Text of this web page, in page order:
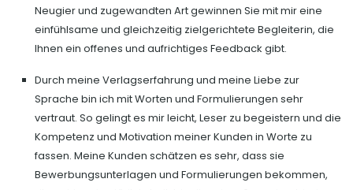
Neugier und zugewandten Art gewinnen Sie mit mir eine
einfühlsame und gleichzeitig zielgerichtete Begleiterin, die
Ihnen ein offenes und aufrichtiges Feedback gibt.
Durch meine Verlagserfahrung und meine Liebe zur
Sprache bin ich mit Worten und Formulierungen sehr
vertraut. So gelingt es mir leicht, Leser zu begeistern und die
Kompetenz und Motivation meiner Kunden in Worte zu
fassen. Meine Kunden schätzen es sehr, dass sie
Bewerbungsunterlagen und Formulierungen bekommen,